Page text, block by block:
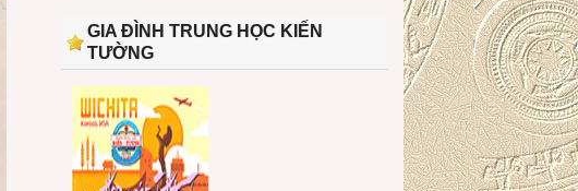
GIA ĐÌNH TRUNG HỌC KIẾN
TƯỜNG